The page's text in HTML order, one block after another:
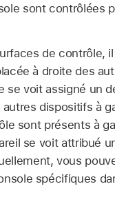
sont contrôlées
de contrôle,
à droite des
voit assigné un
dispositifs à
sont présents à
se voit attribué
vous
spécifiques